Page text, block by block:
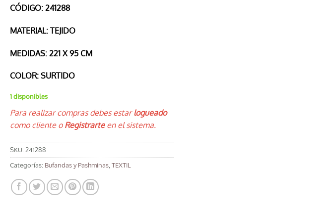
CÓDIGO: 241288
MATERIAL: TEJIDO
MEDIDAS: 221 X 95 CM
COLOR: SURTIDO
1 disponibles
Para realizar compras debes estarlogueado
como cliente oRegistrarteen el sistema.
SKU: 241288
Categorías: Bufandas y Pashminas TEXTIL